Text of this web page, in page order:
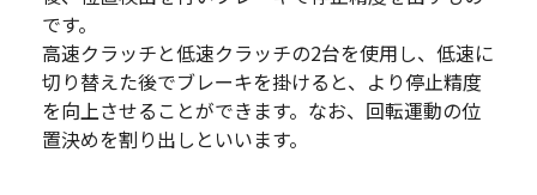
です。
高速クラッチと低速クラッチの2台を使用し、低速に
切り替えた後でブレーキを掛けると、より停止精度
を向上させることができます。なお、回転運動の位
置決めを割り出しといいます。